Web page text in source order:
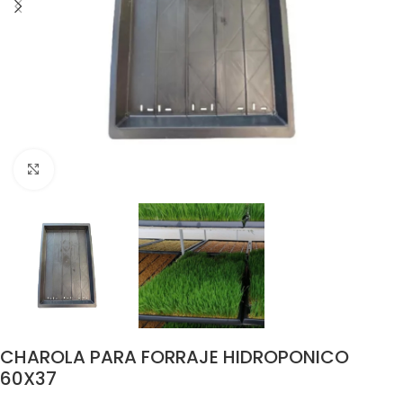
CHAROLA PARA FORRAJE HIDROPONICO
60X37